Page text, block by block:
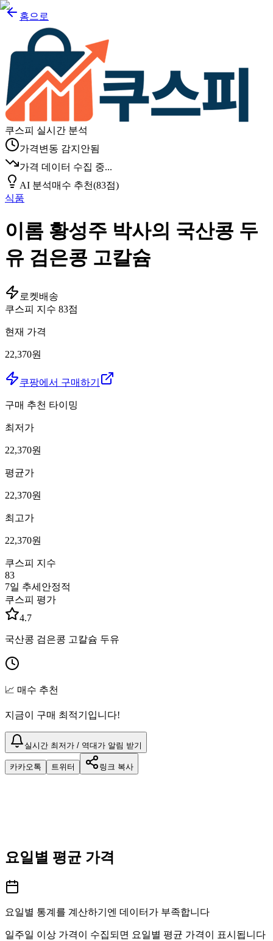
홈으로
쿠스피 실시간 분석
가격변동 감지안됨
가격 데이터 수집 중...
AI 분석매수 추천(83점)
식품
이롬 황성주 박사의 국산콩 두
유 검은콩 고칼슘
로켓배송
쿠스피 지수 83점
현재 가격
22,370원
쿠팡에서 구매하기
구매 추천 타이밍
최저가
22,370원
평균가
22,370원
최고가
22,370원
쿠스피 지수
83
7일 추세 안정적
쿠스피 평가
4.7
국산콩 검은콩 고칼슘 두유
📈 매수 추천
지금이 구매 최적기입니다!
실시간 최저가 / 역대가 알림 받기
카카오톡 트위터 링크 복사
요일별 평균 가격
요일별 통계를 계산하기엔 데이터가 부족합니다
일주일 이상 가격이 수집되면 요일별 평균 가격이 표시됩니다